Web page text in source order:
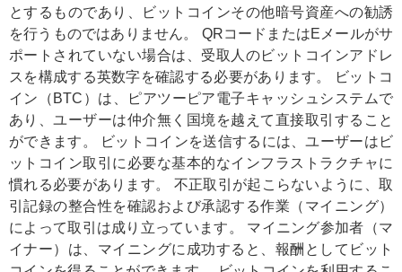
とするものであり、ビットコインその他暗号資産への勧誘
を行うものではありません。 QRコードまたはEメールがサ
ポートされていない場合は、受取人のビットコインアドレ
スを構成する英数字を確認する必要があります。 ビットコ
イン（BTC）は、ピアツーピア電子キャッシュシステムで
あり、ユーザーは仲介無く国境を越えて直接取引すること
ができます。 ビットコインを送信するには、ユーザーはビ
ットコイン取引に必要な基本的なインフラストラクチャに
慣れる必要があります。 不正取引が起こらないように、取
引記録の整合性を確認および承認する作業（マイニング）
によって取引は成り立っています。 マイニング参加者（マ
イナー）は、マイニングに成功すると、報酬としてビット